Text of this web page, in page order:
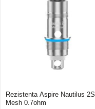
Rezistenta Aspire Nautilus 2S
Mesh 0.7ohm